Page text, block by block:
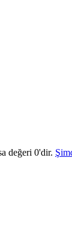
değeri 0'dir.